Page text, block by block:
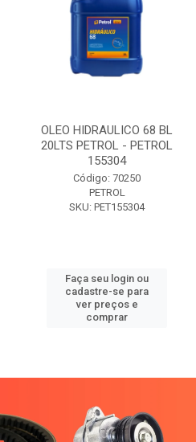
OLEO HIDRAULICO 68 BL
20LTS PETROL - PETROL
155304
Código: 70250
PETROL
SKU: PET155304
Faça seu login ou
cadastre-se para
ver preços e
comprar